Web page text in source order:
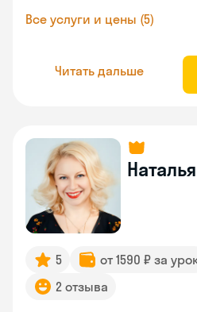
Все услуги и цены (5)
Читать дальше
Наталья
5 от 1590 ₽ за
2 отзыва